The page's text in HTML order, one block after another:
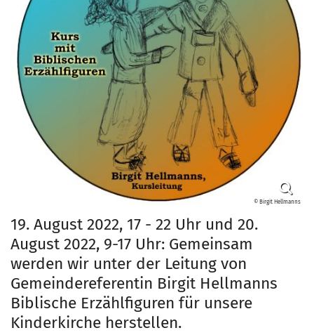
© Birgit Hellmanns
19. August 2022, 17 - 22 Uhr und 20.
August 2022, 9-17 Uhr: Gemeinsam
werden wir unter der Leitung von
Gemeindereferentin Birgit Hellmanns
Biblische Erzählfiguren für unsere
Kinderkirche herstellen.